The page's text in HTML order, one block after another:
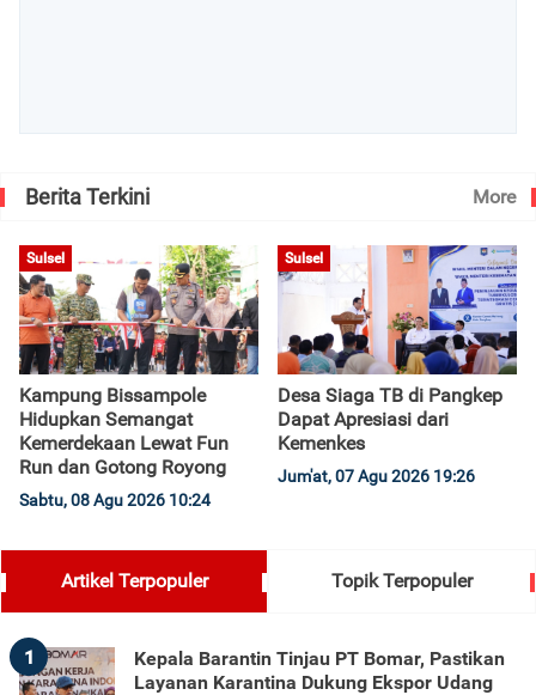
Berita Terkini More
Sulsel
Kampung Bissampole
Hidupkan Semangat
Kemerdekaan Lewat Fun
Run dan Gotong Royong
Sabtu, 08 Agu 2026 10:24
Sulsel
Desa Siaga TB di Pangkep
Dapat Apresiasi dari
Kemenkes
Jum'at, 07 Agu 2026 19:26
Artikel Terpopuler Topik Terpopuler
1
Kepala Barantin Tinjau PT Bomar, Pastikan
Layanan Karantina Dukung Ekspor Udang